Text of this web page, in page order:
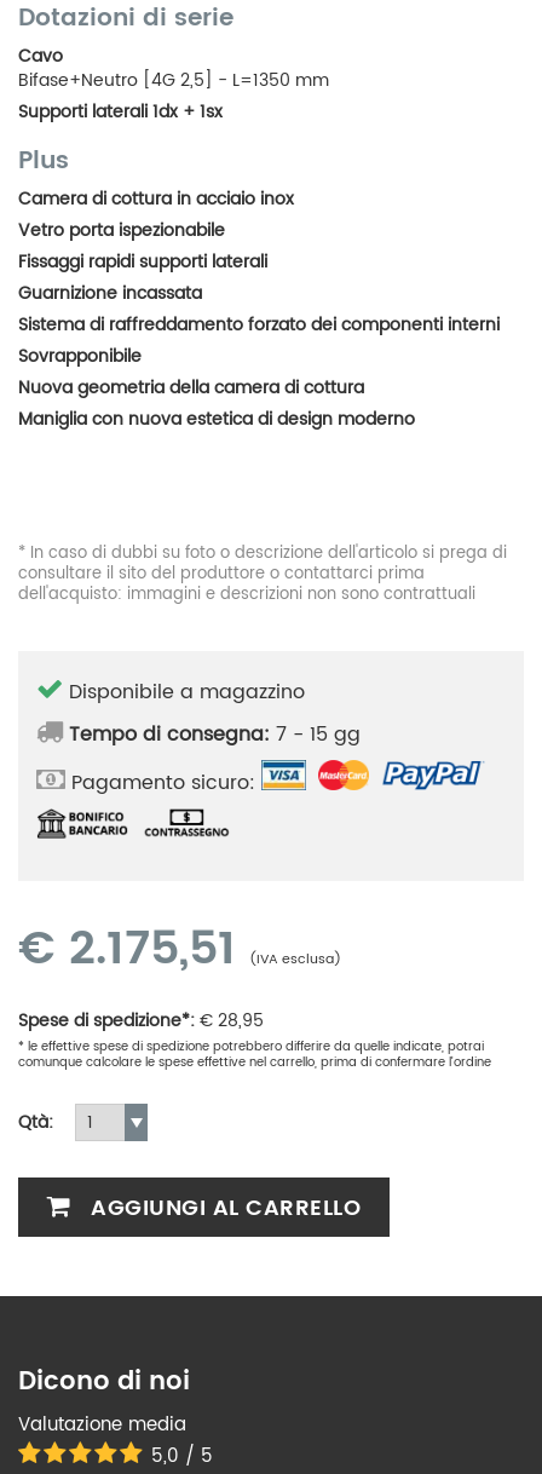
Dotazioni di serie
Cavo
Bifase+Neutro [4G 2,5] - L=1350 mm
Supporti laterali 1dx + 1sx
Plus
Camera di cottura in acciaio inox
Vetro porta ispezionabile
Fissaggi rapidi supporti laterali
Guarnizione incassata
Sistema di raffreddamento forzato dei componenti interni
Sovrapponibile
Nuova geometria della camera di cottura
Maniglia con nuova estetica di design moderno
* In caso di dubbi su foto o descrizione dell'articolo si prega di
consultare il sito del produttore o contattarci prima
dell'acquisto: immagini e descrizioni non sono contrattuali
Disponibile a magazzino
Tempo di consegna: 7 - 15 gg
Pagamento sicuro:
€ 2.175,51 (IVA esclusa)
Spese di spedizione*:€28,95
* le effettive spese di spedizione potrebbero differire da quelle indicate, potrai
comunque calcolare le spese effettive nel carrello, prima di confermare l'ordine
Qtà:
AGGIUNGI AL CARRELLO
Dicono di noi
Valutazione media
5,0 / 5